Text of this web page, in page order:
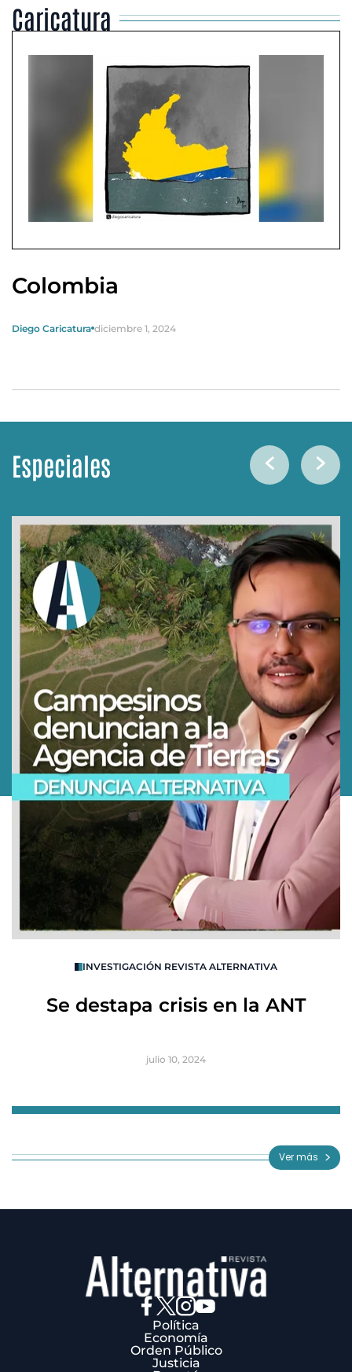
Caricatura
Colombia
Diego Caricatura diciembre 1, 2024
Especiales
INVESTIGACIÓN REVISTA ALTERNATIVA
Se destapa crisis en la ANT
julio 10, 2024
3
Ver más
Política
Economía
Orden Público
Justicia